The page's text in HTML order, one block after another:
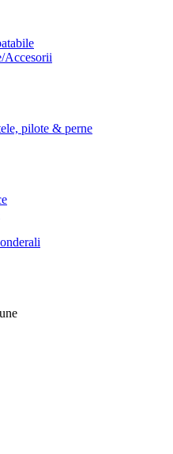
Accesorii
pilote & perne